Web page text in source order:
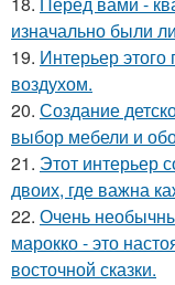
изначально были
19. Интерьер
воздухом.
20. Создание
выбор мебели и
21. Этот интерьер
двоих, где важна
22. Очень
марокко - это
восточной сказки.